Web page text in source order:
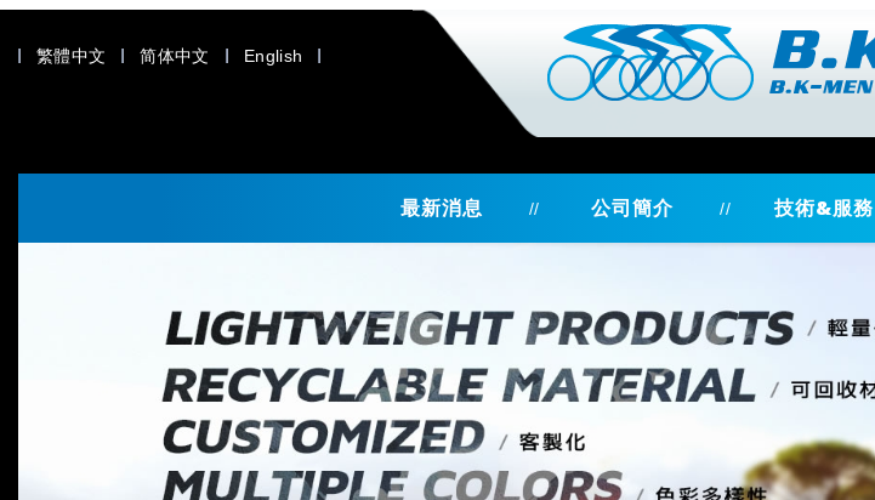
繁體中文 简体中文 English
最新消息 公司簡介 技術&服務